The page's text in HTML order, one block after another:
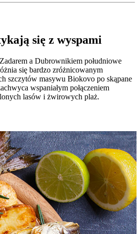
się z wyspami
a Dubrownikiem południowe
się bardzo zróżnicowanym
szczytów masywu Biokovo po skąpane
wspaniałym połączeniem
lasów i żwirowych plaż.